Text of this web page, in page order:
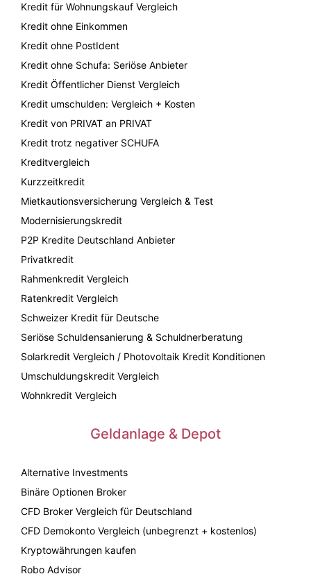
Kredit für Wohnungskauf Vergleich
Kredit ohne Einkommen
Kredit ohne PostIdent
Kredit ohne Schufa: Seriöse Anbieter
Kredit Öffentlicher Dienst Vergleich
Kredit umschulden: Vergleich + Kosten
Kredit von PRIVAT an PRIVAT
Kredit trotz negativer SCHUFA
Kreditvergleich
Kurzzeitkredit
Mietkautionsversicherung Vergleich & Test
Modernisierungskredit
P2P Kredite Deutschland Anbieter
Privatkredit
Rahmenkredit Vergleich
Ratenkredit Vergleich
Schweizer Kredit für Deutsche
Seriöse Schuldensanierung & Schuldnerberatung
Solarkredit Vergleich / Photovoltaik Kredit Konditionen
Umschuldungskredit Vergleich
Wohnkredit Vergleich
Geldanlage & Depot
Alternative Investments
Binäre Optionen Broker
CFD Broker Vergleich für Deutschland
CFD Demokonto Vergleich (unbegrenzt + kostenlos)
Kryptowährungen kaufen
Robo Advisor